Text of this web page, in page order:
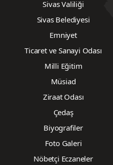
Sivas Valiliği
Sivas Belediyesi
Emniyet
Ticaret ve Sanayi Odası
Milli Eğitim
Müsiad
Ziraat Odası
Çedaş
Biyografiler
Foto Galeri
Nöbetçi Eczaneler